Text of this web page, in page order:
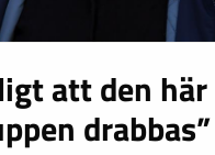
att den här
drabbas”